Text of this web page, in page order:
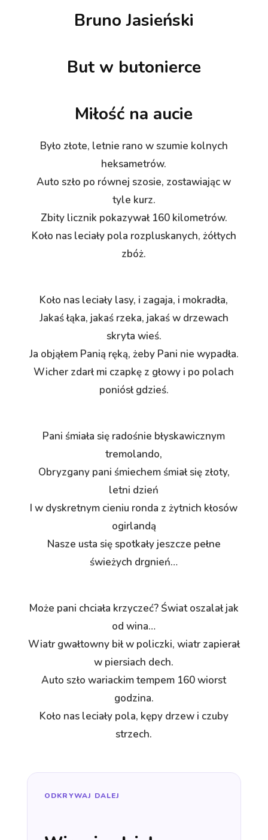
Bruno Jasieński
But w butonierce
Miłość na aucie
Było złote, letnie rano w szumie kolnych
heksametrów.
Auto szło po równej szosie, zostawiając w
tyle kurz.
Zbity licznik pokazywał 160 kilometrów.
Koło nas leciały pola rozpluskanych, żółtych
zbóż.
Koło nas leciały lasy, i zagaja, i mokradła,
Jakaś łąka, jakaś rzeka, jakaś w drzewach
skryta wieś.
Ja objąłem Panią ręką, żeby Pani nie wypadła.
Wicher zdarł mi czapkę z głowy i po polach
poniósł gdzieś.
Pani śmiała się radośnie błyskawicznym
tremolando,
Obryzgany pani śmiechem śmiał się złoty,
letni dzień
I w dyskretnym cieniu ronda z żytnich kłosów
ogirlandą
Nasze usta się spotkały jeszcze pełne
świeżych drgnień…
Może pani chciała krzyczeć? Świat oszalał jak
od wina…
Wiatr gwałtowny bił w policzki, wiatr zapierał
w piersiach dech.
Auto szło wariackim tempem 160 wiorst
godzina.
Koło nas leciały pola, kępy drzew i czuby
strzech.
ODKRYWAJ DALEJ